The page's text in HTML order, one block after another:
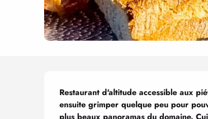
Description
Restaurant d'altitude accessible aux
ensuite grimper quelque peu pour
plus beaux panoramas du domaine.